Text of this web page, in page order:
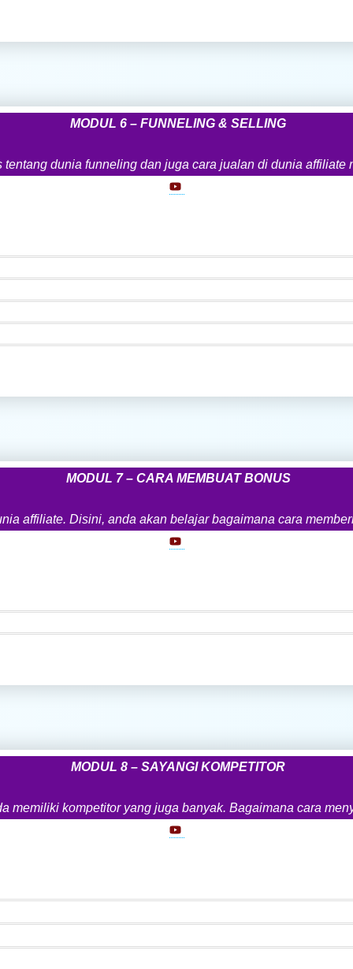
MODUL 6 – FUNNELING & SELLING
dunia funneling dan juga cara jualan di dunia affiliate
MODUL 7 – CARA MEMBUAT BONUS
affiliate. Disini, anda akan belajar bagaimana cara
MODUL 8 – SAYANGI KOMPETITOR
memiliki kompetitor yang juga banyak. Bagaimana cara